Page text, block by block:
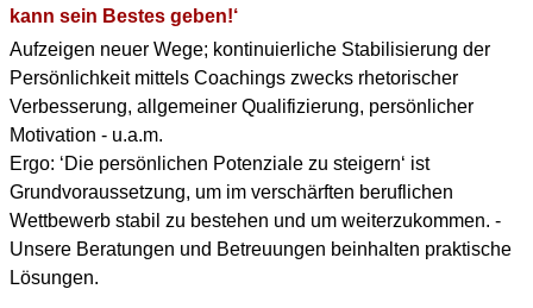
kann sein Bestes geben!‘
Aufzeigen neuer Wege; kontinuierliche Stabilisierung der
Persönlichkeit mittels Coachings zwecks rhetorischer
Verbesserung, allgemeiner Qualifizierung, persönlicher
Motivation - u.a.m.
Ergo: ‘Die persönlichen Potenziale zu steigern‘ ist
Grundvoraussetzung, um im verschärften beruflichen
Wettbewerb stabil zu bestehen und um weiterzukommen. -
Unsere Beratungen und Betreuungen beinhalten praktische
Lösungen.